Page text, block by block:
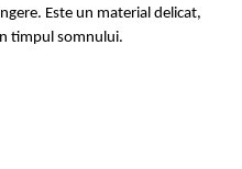
Este un material delicat,
timpul somnului.